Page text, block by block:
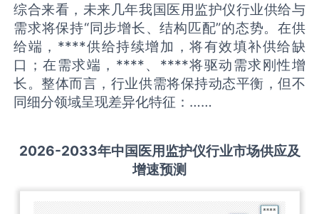
综合来看，未来几年我国医用监护仪行业供给与
需求将保持“同步增长、结构匹配”的态势。在供
给端，****供给持续增加，将有效填补供给缺
口；在需求端，****、****将驱动需求刚性增
长。整体而言，行业供需将保持动态平衡，但不
同细分领域呈现差异化特征：……
2026-2033年中国医用监护仪行业市场供应及
增速预测